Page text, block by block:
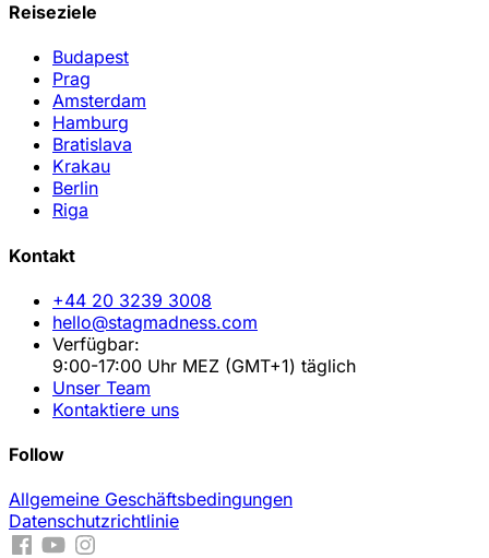
Reiseziele
Budapest
Prag
Amsterdam
Hamburg
Bratislava
Krakau
Berlin
Riga
Kontakt
+44 20 3239 3008
hello@stagmadness.com
Verfügbar:
9:00-17:00 Uhr MEZ (GMT+1) täglich
Unser Team
Kontaktiere uns
Follow
Allgemeine Geschäftsbedingungen
Datenschutzrichtlinie